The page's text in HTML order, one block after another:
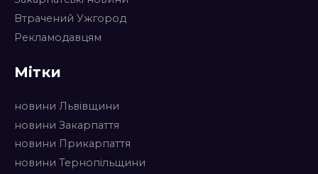
Втрачений Ужгород
Рекламодавцям
Мітки
новини Львівщини
новини Закарпаття
новини Прикарпаття
новини Тернопільщини